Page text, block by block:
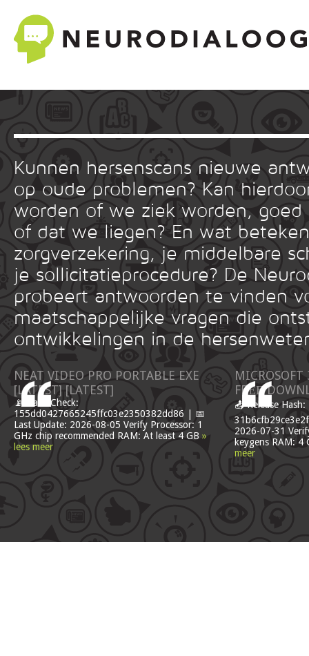
Kunnen hersenscans nieuwe
op oude problemen? Kan
worden of we ziek worden, goed
of dat we liegen? En wat
zorgverzekering, je middelbare
je sollicitatieprocedure? De
probeert antwoorden te vinden
maatschappelijke vragen die
ontwikkelingen in de
NEAT VIDEO PRO PORTABLE EXE
[LATEST] [LATEST]
📡 Hash Check:
155dd0427665245ffc03e2350382dd86 | 📅
Last Update: 2026-08-05 Verify Processor: 1
GHz chip recommended RAM: At least 4 GB »
lees meer
MICROSOFT
FRЕЕ
📤 Release Hash:
2026-07-31
keygens RAM:
meer